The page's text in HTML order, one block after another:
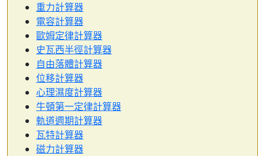
重力計算器
電容計算器
歐姆定律計算器
史瓦西半徑計算器
自由落體計算器
位移計算器
心理濕度計算器
牛頓第一定律計算器
軌道週期計算器
瓦特計算器
磁力計算器